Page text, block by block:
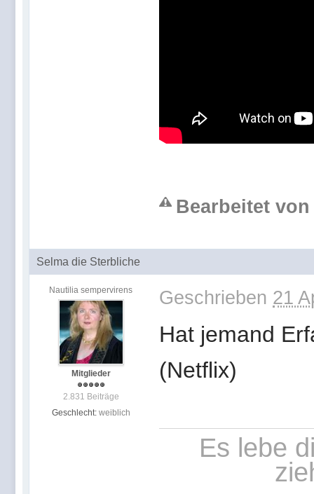
Bearbeitet
Selma die Sterbliche
Nautilia sempervirens
Mitglieder
2.831 Beiträge
Geschlecht: weiblich
Geschrieben 21
Hat jemand
(Netflix)
Es lebe